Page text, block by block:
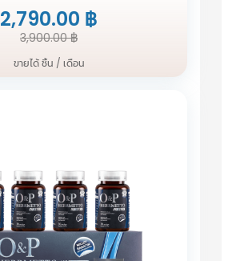
3,900.00฿
Original
price
2,790.00 ฿
Current
price
ขายได้ ชิ้น / เดือน